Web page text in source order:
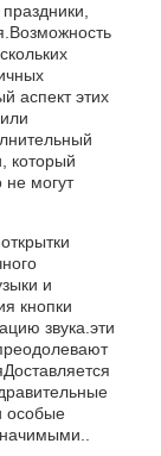
аспект этих
который
не могут
и
кнопки
звука.эти
особые